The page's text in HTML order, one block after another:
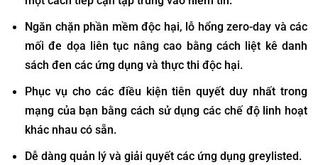
Ngăn chặn phần mềm độc hại, lỗ hổng zero-day và các
mối đe dọa liên tục nâng cao bằng cách liệt kê danh
sách đen các ứng dụng và thực thi độc hại.
Phục vụ cho các điều kiện tiên quyết duy nhất trong
mạng của bạn bằng cách sử dụng các chế độ linh hoạt
khác nhau có sẵn.
Dễ dàng quản lý và giải quyết các ứng dụng greylisted.